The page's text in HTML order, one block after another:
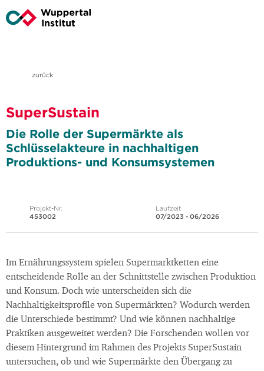
zurück
SuperSustain
Die Rolle der Supermärkte als
Schlüsselakteure in nachhaltigen
Produktions- und Konsumsystemen
Projekt-Nr.
453002
Laufzeit
07/2023 - 06/2026
Im Ernährungssystem spielen Supermarktketten eine
entscheidende Rolle an der Schnittstelle zwischen Produktion
und Konsum. Doch wie unterscheiden sich die
Nachhaltigkeitsprofile von Supermärkten? Wodurch werden
die Unterschiede bestimmt? Und wie können nachhaltige
Praktiken ausgeweitet werden? Die Forschenden wollen vor
diesem Hintergrund im Rahmen des Projekts SuperSustain
untersuchen, ob und wie Supermärkte den Übergang zu